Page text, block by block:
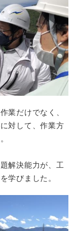
業だけでなく、
対して、作業方
解決能力が、工
学びました。